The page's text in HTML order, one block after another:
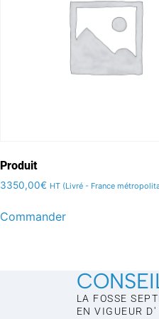
Produit
3350,00€ HT (Livré - France
Commander
LA FOSSE
EN VIGUEUR